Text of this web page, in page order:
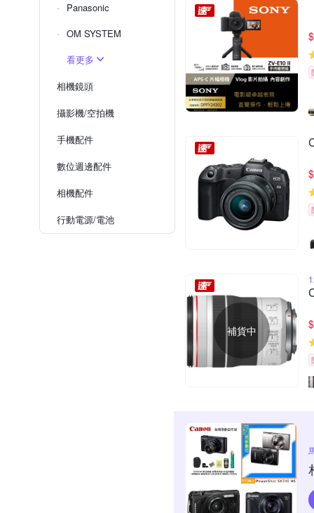
Panasonic
OM SYSTEM
看更多
相機鏡頭
攝影機/空拍機
手機配件
數位週邊配件
相機配件
行動電源/電池
$
$
補貨中 $